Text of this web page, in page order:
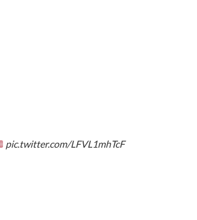
pic.twitter.com/LFVL1mhTcF